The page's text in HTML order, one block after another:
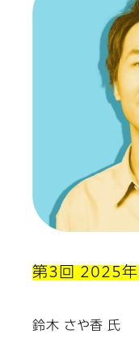
第3回 2025年
鈴木 さや香 氏